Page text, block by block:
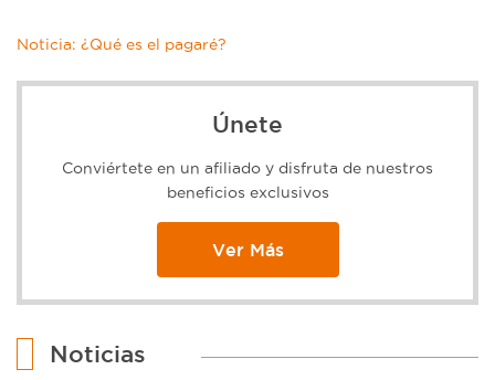
Noticia: ¿Qué es el pagaré?
Únete
Conviértete en un afiliado y disfruta de nuestros
beneficios exclusivos
Ver Más
Noticias